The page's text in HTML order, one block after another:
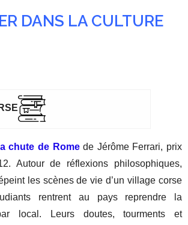
DANS LA CULTURE
chute de Romede Jérôme Ferrari, prix
Autour de réflexions philosophiques,
les scènes de vie d’un village corse
rentrent au pays reprendre la
local. Leurs doutes, tourments et